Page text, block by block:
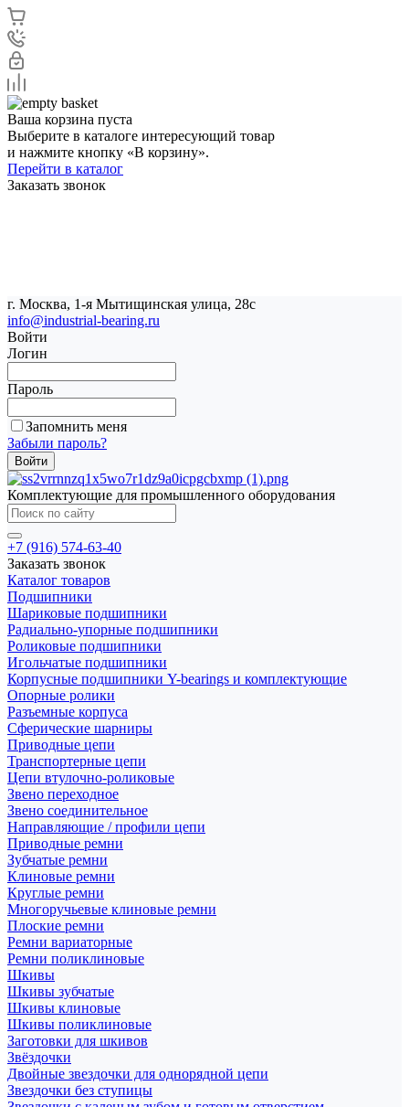
Ваша корзина пуста
Выберите в каталоге интересующий товар
и нажмите кнопку «В корзину».
Перейти в каталог
Заказать звонок
г. Москва, 1-я Мытищинская улица, 28с
info@industrial-bearing.ru
Войти
Логин
Пароль
Запомнить меня
Забыли пароль?
Комплектующие для промышленного оборудования
+7 (916) 574-63-40
Заказать звонок
Каталог товаров
Подшипники
Шариковые подшипники
Радиально-упорные подшипники
Роликовые подшипники
Игольчатые подшипники
Корпусные подшипники Y-bearings и комплектующие
Опорные ролики
Разъемные корпуса
Сферические шарниры
Приводные цепи
Транспортерные цепи
Цепи втулочно-роликовые
Звено переходное
Звено соединительное
Направляющие / профили цепи
Приводные ремни
Зубчатые ремни
Клиновые ремни
Круглые ремни
Многоручьевые клиновые ремни
Плоские ремни
Ремни вариаторные
Ремни поликлиновые
Шкивы
Шкивы зубчатые
Шкивы клиновые
Шкивы поликлиновые
Заготовки для шкивов
Звёздочки
Двойные звездочки для однорядной цепи
Звездочки без ступицы